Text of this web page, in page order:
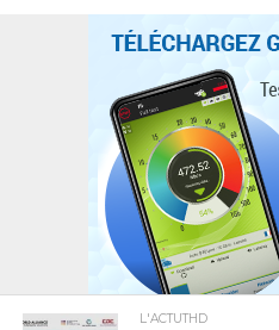
L'ACTUTHD